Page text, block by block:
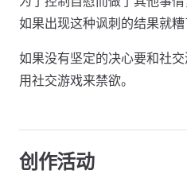
如果出现这种讽刺的结果就糟
如果没有坚定的决心要和社
用社交游戏来禁欲。
创作活动